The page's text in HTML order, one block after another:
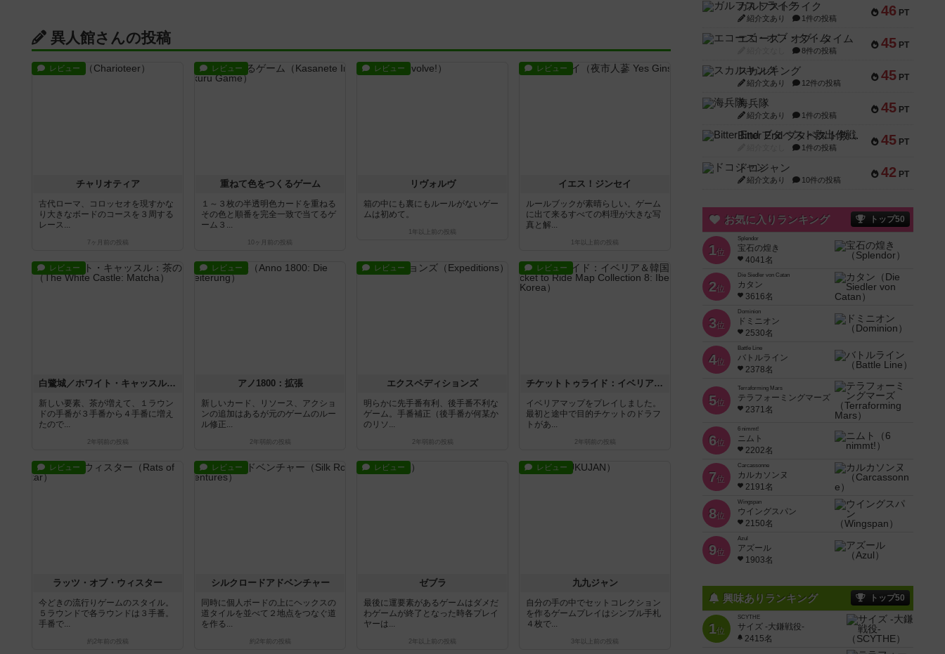
異人館さんの投稿
レビュー
チャリオティア
古代ローマ、コロッセオを現すかな
り大きなボードのコースを３周する
レース...
7ヶ月前 の投稿
レビュー
重ねて色をつくるゲーム
１～３枚の半透明色カードを重ねる
その色と順番を完全一致で当てるゲ
ーム３...
10ヶ月前 の投稿
レビュー
リヴォルヴ
箱の中にも裏にもルールがないゲー
ムは初めて。
1年以上前 の投稿
レビュー
イエス！ジンセイ
ルールブックが素晴らしい。ゲーム
に出て来るすべての料理が大きな写
真と解...
1年以上前 の投稿
レビュー
白鷺城／ホワイト・キャッスル：茶の湯（拡張）
新しい要素、茶が増えて、１ラウン
ドの手番が３手番から４手番に増え
たので...
2年弱前 の投稿
レビュー
アノ1800：拡張
新しいカード、リソース、アクショ
ンの追加はあるが元のゲームのルー
ル修正...
2年弱前 の投稿
レビュー
エクスペディションズ
明らかに先手番有利、後手番不利な
ゲーム。手番補正（後手番が何某か
のリソ...
2年弱前 の投稿
レビュー
チケットトゥライド：イベリア＆韓国
イベリアマップをプレイしました。
最初と途中で目的チケットのドラフ
トがあ...
2年弱前 の投稿
レビュー
ラッツ・オブ・ウィスター
今どきの流行りゲームのスタイル。
５ラウンドで各ラウンドは３手番。
手番で...
約2年前 の投稿
レビュー
シルクロードアドベンチャー
同時に個人ボードの上にヘックスの
道タイルを並べて２地点をつなぐ道
を作る...
約2年前 の投稿
レビュー
ゼブラ
最後に運要素があるゲームはダメだ
わゲームが終了となった時各プレイ
ヤーは...
2年以上前 の投稿
レビュー
九九ジャン
自分の手の中でセットコレクション
を作るゲームプレイはシンプル手札
４枚で...
3年以上前 の投稿
46 PT
ガルフストライク
紹介文あり 1件の投稿
45 PT
エコーズ・オブ・タイム
8件の投稿
45 PT
スカルキング
紹介文あり 12件の投稿
45 PT
海兵隊
紹介文あり 1件の投稿
45 PT
Bitter End ブタペスト救出作戦
1件の投稿
42 PT
ドコジャン
紹介文あり 10件の投稿
お気に入りランキング トップ50
1位
Splendor
宝石の煌き
4041名
2位
Die Siedler von Catan
カタン
3616名
3位
Dominion
ドミニオン
2530名
4位
Battle Line
バトルライン
2378名
5位
Terraforming Mars
テラフォーミングマーズ
2371名
6位
6 nimmt!
ニムト
2202名
7位
Carcassonne
カルカソンヌ
2191名
8位
Wingspan
ウイングスパン
2150名
9位
Azul
アズール
1903名
興味ありランキング トップ50
1位
SCYTHE
サイズ -大鎌戦役-
2415名